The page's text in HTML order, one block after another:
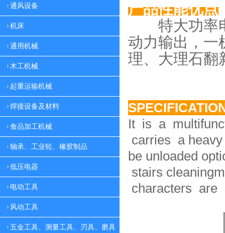
通风设备
机床
通用机械
木工机械
起重运输机械
焊接设备及材料
食品加工机械
轴承、工业轮、橡胶制品
低压电器
电动工具
风动工具
五金工具、测量工具、刃具、磨具
产品性能优点
特大功率电
动力输出，一
理、大理石翻
It is a
carries a
be unloaded
stairs
characters